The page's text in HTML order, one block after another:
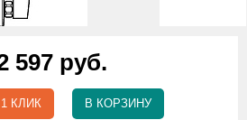
597 руб.
КЛИК В КОРЗИНУ